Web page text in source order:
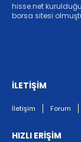
hisse.net
borsa sitesi
İLETİŞİM
İletişim Forum
HIZLI ERİŞİM